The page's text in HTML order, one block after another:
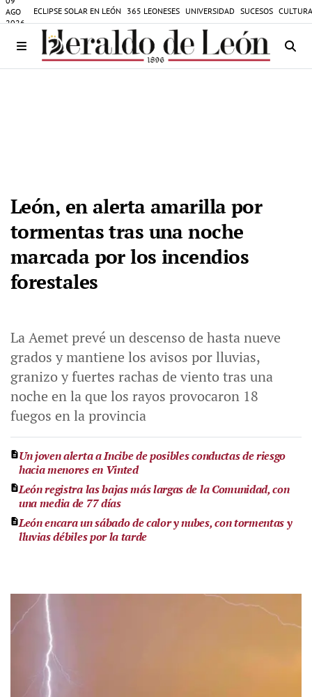
AGO
2026
ECLIPSE SOLAR EN LEÓN 365 LEONESES UNIVERSIDAD SUCESOS
León, en alerta amarilla por
tormentas tras una noche
marcada por los incendios
forestales
La Aemet prevé un descenso de hasta nueve
grados y mantiene los avisos por lluvias,
granizo y fuertes rachas de viento tras una
noche en la que los rayos provocaron 18
fuegos en la provincia
Un joven alerta a Incibe de posibles conductas de riesgo
hacia menores en Vinted
León registra las bajas más largas de la Comunidad, con
una media de 77 días
León encara un sábado de calor y nubes, con tormentas y
lluvias débiles por la tarde